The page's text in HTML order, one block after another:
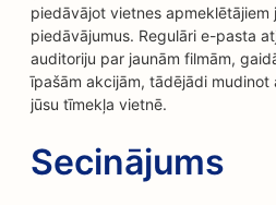
piedāvājot vietnes apmeklētājiem
piedāvājumus. Regulāri e-pasta
auditoriju par jaunām filmām,
īpašām akcijām, tādējādi
jūsu tīmekļa vietnē.
Secinājums